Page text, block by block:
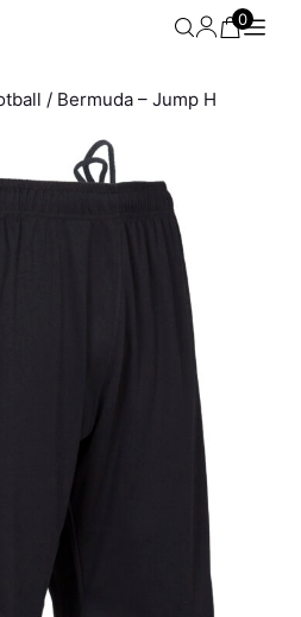
Short Femme - Uni A - Noir /
Noir Nacré
AJOUTER
0
/ Bermuda – Jump H